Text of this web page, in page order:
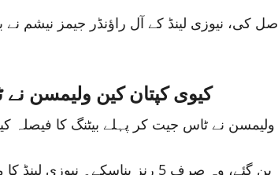
کیوی کپتان کین ولیمسن نے
نے ٹاس جیت کر پہلے بیٹنگ کا فیصلہ کیا